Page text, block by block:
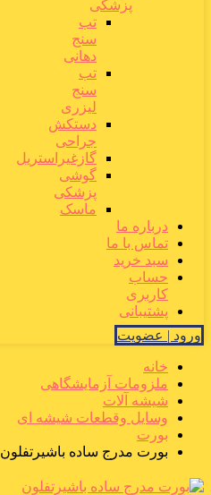
پزشکی
تب
سنج
دهانی
تب
سنج
لیزری
دستکش
جراحی
گازغیراستریل
گوشی
پزشکی
ماسک
درباره ما
تماس با ما
سبد خرید
حساب
کاربری
پشتیبانی
ورود | عضویت
خانه
ملزومات آزمایشگاهی
شیشه آلات
وسایل وقطعات شیشه ای
بورت
بورت مدرج ساده باشیرتفلون